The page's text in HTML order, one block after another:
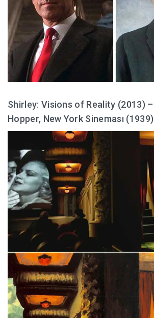
Shirley: Visions of Reality (2013)
Hopper, New York Sineması (1939)